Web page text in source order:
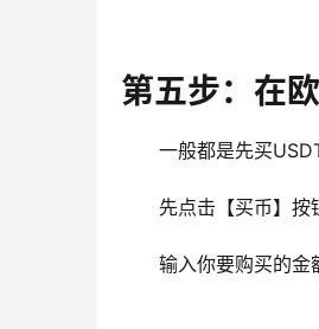
第五步：在
一般都是先买
先点击【买币】按
输入你要购买的金